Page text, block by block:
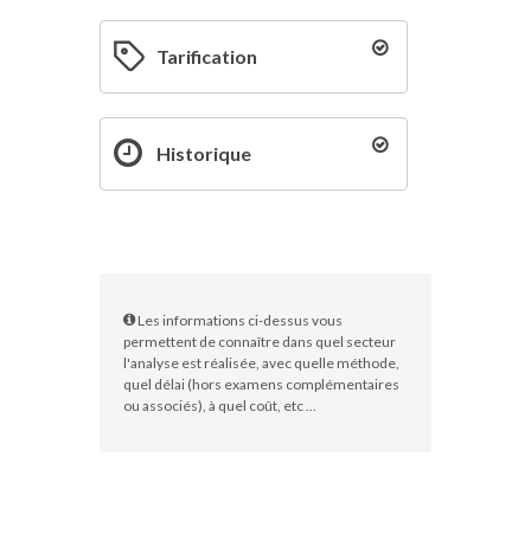
Tarification
Historique
Les informations ci-dessus vous
permettent de connaître dans quel secteur
l'analyse est réalisée, avec quelle méthode,
quel délai (hors examens complémentaires
ou associés), à quel coût, etc ...